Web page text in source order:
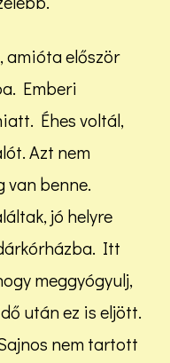
amióta először
Emberi
Éhes voltál,
Azt nem
van benne.
jó helyre
Itt
meggyógyulj,
után ez is eljött.
nem tartott